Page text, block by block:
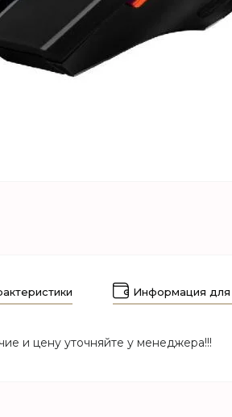
Информация для
и цену уточняйте у менеджера!!!